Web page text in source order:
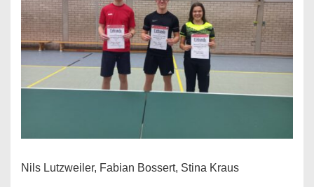
Nils Lutzweiler, Fabian Bossert, Stina Kraus